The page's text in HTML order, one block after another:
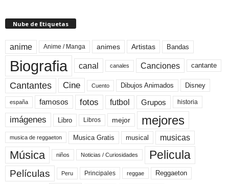
Nube de Etiquetas
anime Anime / Manga animes Artistas Bandas
Biografia canal canales Canciones cantante
Cantantes Cine Cuento Dibujos Animados Disney
españa famosos fotos futbol Grupos historia
imágenes Libro Libros mejor mejores
musica de reggaeton Musica Gratis musical musicas
Música niños Noticias / Curiosidades Pelicula
Películas Peru Principales reggae Reggaeton